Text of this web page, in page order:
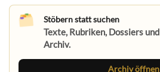
Stöbern statt suchen
Texte, Rubriken, Dossiers
Archiv.
Archiv öffnen